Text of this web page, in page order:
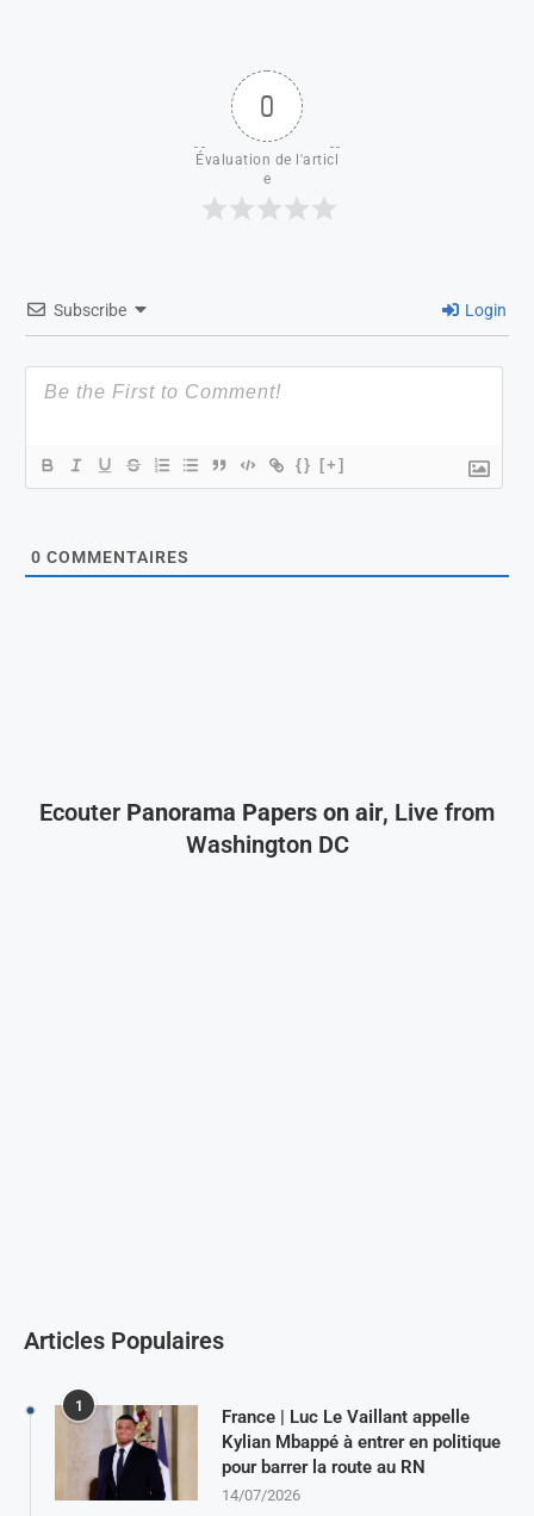
0
Évaluation de l'articl
e
Subscribe Login
{} [+]
0 COMMENTAIRES
Ecouter Panorama Papers on air, Live from
Washington DC
Articles Populaires
1
France | Luc Le Vaillant appelle
Kylian Mbappé à entrer en politique
pour barrer la route au RN
14/07/2026